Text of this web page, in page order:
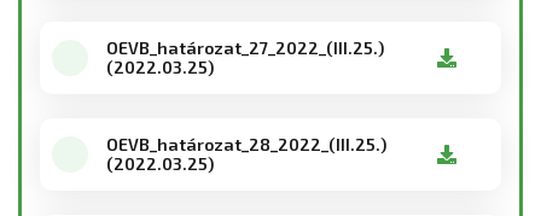
OEVB_határozat_27_2022_(III.25.)
(2022.03.25)
OEVB_határozat_28_2022_(III.25.)
(2022.03.25)